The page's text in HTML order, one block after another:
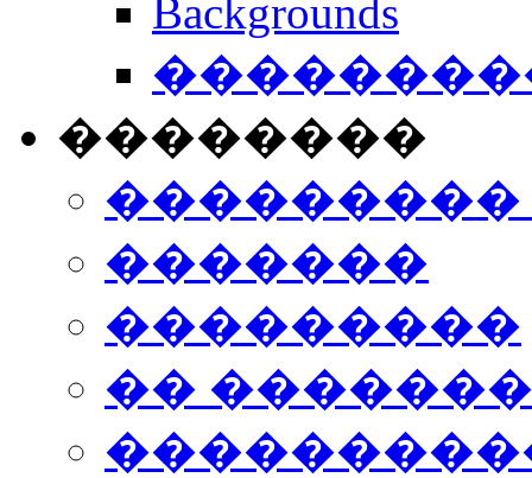
Backgrounds
��������
���������
�������
���������
��